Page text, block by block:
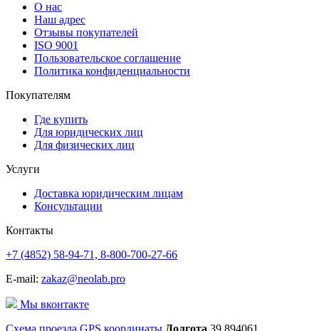
О нас
Наш адрес
Отзывы покупателей
ISO 9001
Пользовательское соглашение
Политика конфиденциальности
Покупателям
Где купить
Для юридических лиц
Для физических лиц
Услуги
Доставка юридическим лицам
Консультации
Контакты
+7 (4852) 58-94-71, 8-800-700-27-66
E-mail: zakaz@neolab.pro
Мы вконтакте